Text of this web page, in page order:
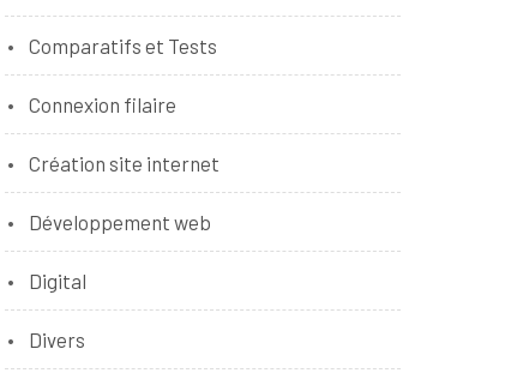
Comparatifs et Tests
Connexion filaire
Création site internet
Développement web
Digital
Divers